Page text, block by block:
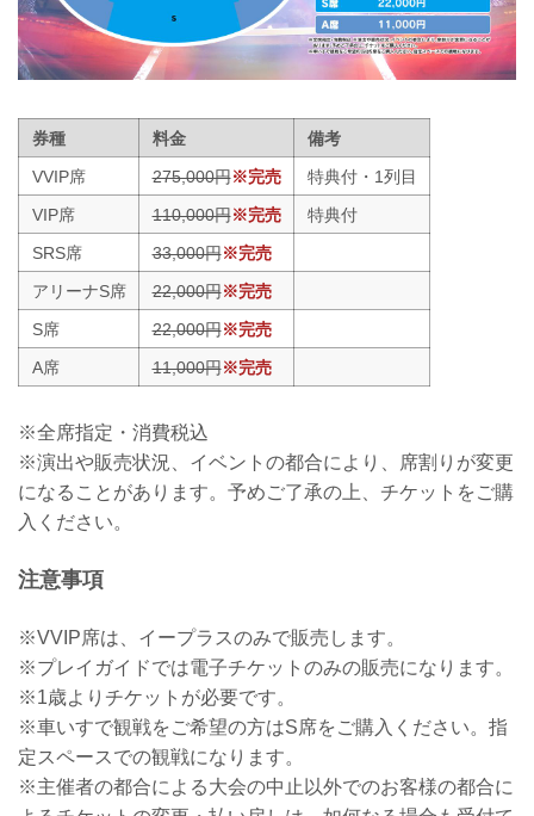
券種 料金
備考
VVIP席
275,000円※完売
特典付・1列目
VIP席
110,000円※完売
特典付
SRS席
33,000円※完売
アリーナS席
22,000円※完売
S席
22,000円※完売
A席
11,000円※完売
※全席指定・消費税込
※演出や販売状況、イベントの都合により、席割りが変更
になることがあります。予めご了承の上、チケットをご購
入ください。
注意事項
※VVIP席は、イープラスのみで販売します。
※プレイガイドでは電子チケットのみの販売になります。
※1歳よりチケットが必要です。
※車いすで観戦をご希望の方はS席をご購入ください。指
定スペースでの観戦になります。
※主催者の都合による大会の中止以外でのお客様の都合に